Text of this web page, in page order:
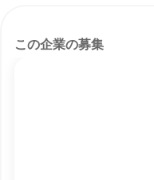
この企業の募集